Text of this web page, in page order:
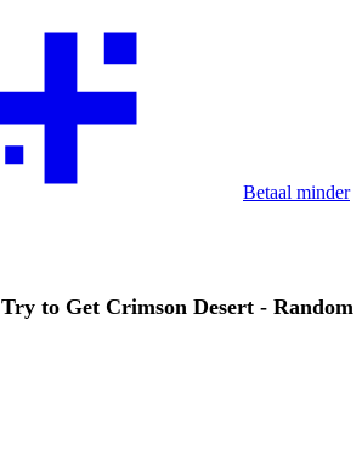
Betaal minder
Try to Get Crimson Desert - Random